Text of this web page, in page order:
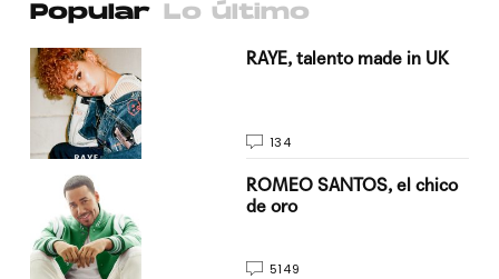
Popular Lo último
RAYE, talento made in UK
134
ROMEO SANTOS, el chico
de oro
5149